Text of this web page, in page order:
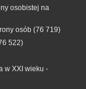
osobistej na
osób (76 719)
522)
w XXI wieku -